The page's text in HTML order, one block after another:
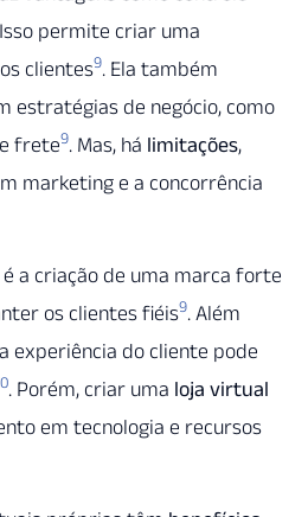
permite criar uma
clientes9. Ela também
estratégias de negócio, como
frete9. Mas, há limitações,
marketing e a concorrência
a criação de uma marca forte
os clientes fiéis9. Além
experiência do cliente pode
. Porém, criar uma loja virtual
em tecnologia e recursos